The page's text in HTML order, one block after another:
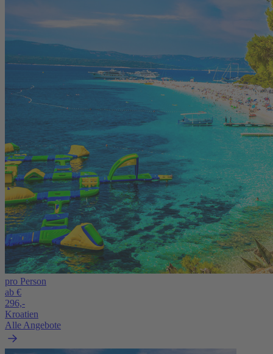
pro Person
ab €
296,-
Kroatien
Alle Angebote